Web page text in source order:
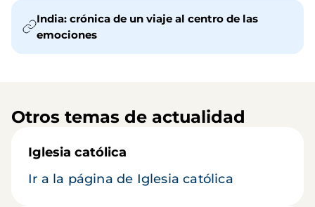
India: crónica de un viaje al centro de las
emociones
Otros temas de actualidad
Iglesia católica
Ir a la página de Iglesia católica